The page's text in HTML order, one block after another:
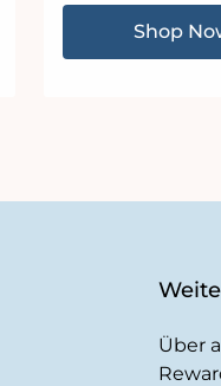
Shop
Über